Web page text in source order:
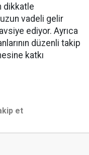
dikkatle
vadeli gelir
ediyor. Ayrıca
düzenli takip
katkı
et